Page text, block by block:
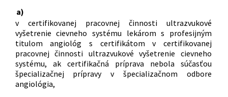
a)
v certifikovanej pracovnej činnosti ultrazvukové
vyšetrenie cievneho systému lekárom s profesijným
titulom angiológ s certifikátom v certifikovanej
pracovnej činnosti ultrazvukové vyšetrenie cievneho
systému, ak certifikačná príprava nebola súčasťou
špecializačnej prípravy v špecializačnom odbore
angiológia,